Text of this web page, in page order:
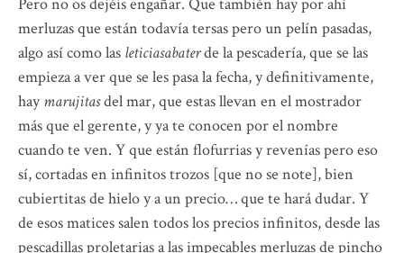
Pero no os dejéis engañar. Que también hay por ahí
merluzas que están todavía tersas pero un pelín pasadas,
algo así como las leticiasabaterde la pescadería, que se las
empieza a ver que se les pasa la fecha, y definitivamente,
haymarujitasdel mar, que estas llevan en el mostrador
más que el gerente, y ya te conocen por el nombre
cuando te ven. Y que están flofurrias y revenías pero eso
sí, cortadas en infinitos trozos [que no se note], bien
cubiertitas de hielo y a un precio… que te hará dudar. Y
de esos matices salen todos los precios infinitos, desde las
pescadillas proletarias a las impecables merluzas de pincho